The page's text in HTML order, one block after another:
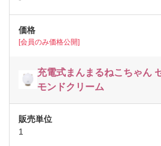
[会員のみ価格公開]
充電式まんまるねこちゃん
モンドクリーム
1